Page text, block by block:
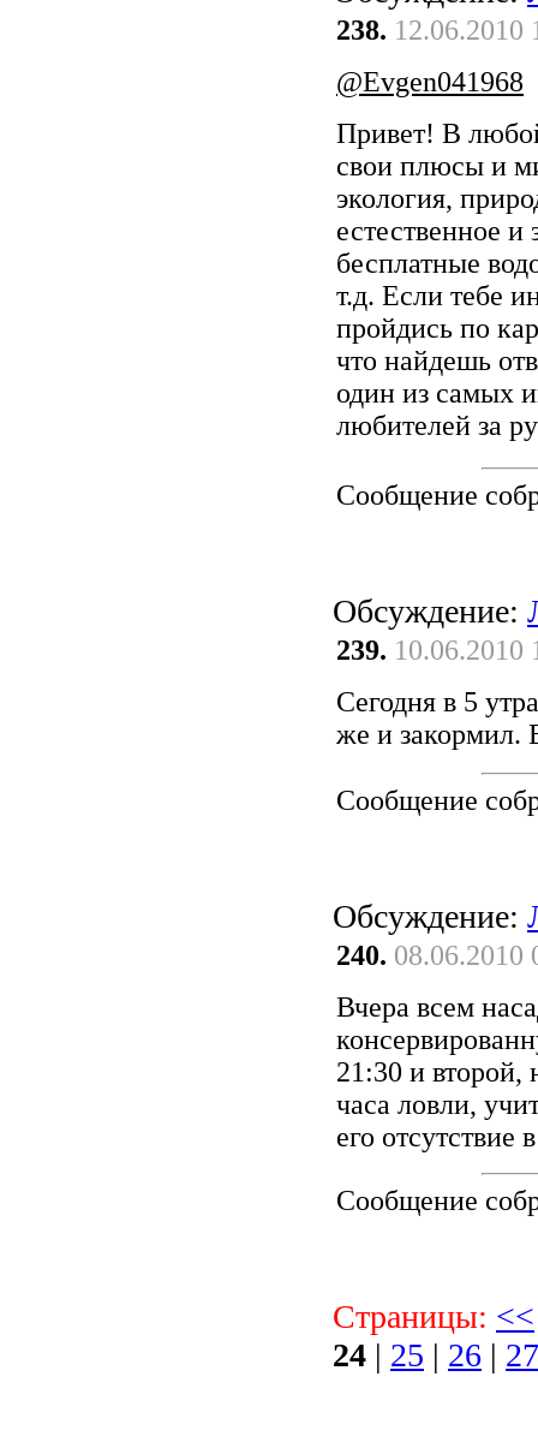
238. 12.06.2010
@Evgen041968
Привет! В
свои плюсы и
экология,
естественное
бесплатные
т.д. Если тебе
пройдись по
что найдешь
один из самых
любителей за
Сообщение
Обсуждение:
239. 10.06.2010
Сегодня в 5
же и закормил.
Сообщение
Обсуждение:
240. 08.06.2010
Вчера всем
21:30 и второй,
часа ловли,
его отсутствие
Сообщение
Страницы: <<
24 | 25 | 26 | 27